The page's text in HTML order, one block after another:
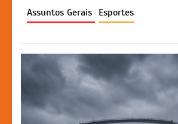
p
p
o
o
k
n
g
er
n
k
Assuntos Gerais Esportes